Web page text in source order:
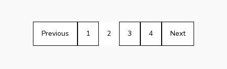
Previous 1 2 3 4 Next